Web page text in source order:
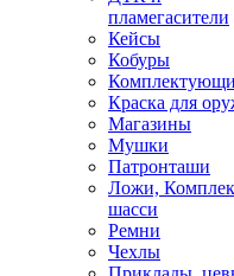
пламегасители
Кейсы
Кобуры
Краска для
Магазины
Мушки
Патронташи
Ложи,
шасси
Ремни
Чехлы